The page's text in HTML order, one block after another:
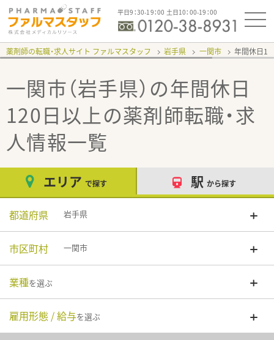
平日9：30-19：00 土日10：00-19：00
薬剤師の転職・求人サイト ファルマスタッフ 岩手県 一関市 年間休日
一関市（岩手県）の年間休日
120日以上の薬剤師転職・求
人情報一覧
エリア で探す 駅 から探す
都道府県 岩手県
市区町村 一関市
業種を選ぶ
雇用形態 / 給与を選ぶ